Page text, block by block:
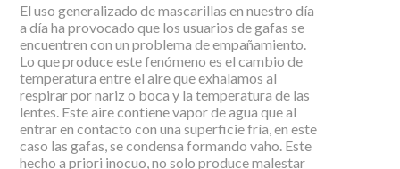
El uso generalizado de mascarillas en nuestro día
a día ha provocado que los usuarios de gafas se
encuentren con un problema de empañamiento.
Lo que produce este fenómeno es el cambio de
temperatura entre el aire que exhalamos al
respirar por nariz o boca y la temperatura de las
lentes. Este aire contiene vapor de agua que al
entrar en contacto con una superficie fría, en este
caso las gafas, se condensa formando vaho. Este
hecho a priori inocuo, no solo produce malestar